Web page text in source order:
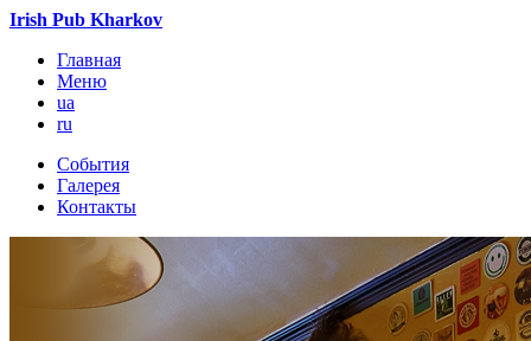
Irish Pub Kharkov
Главная
Меню
ua
ru
События
Галерея
Контакты